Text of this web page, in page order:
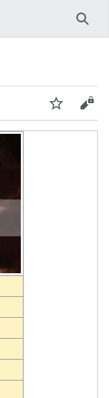
Следить